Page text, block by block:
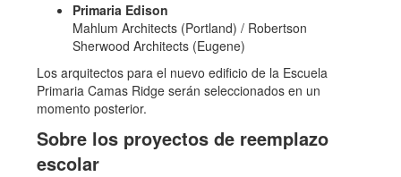
Primaria Edison
Mahlum Architects (Portland) / Robertson
Sherwood Architects (Eugene)
Los arquitectos para el nuevo edificio de la Escuela
Primaria Camas Ridge serán seleccionados en un
momento posterior.
Sobre los proyectos de reemplazo
escolar